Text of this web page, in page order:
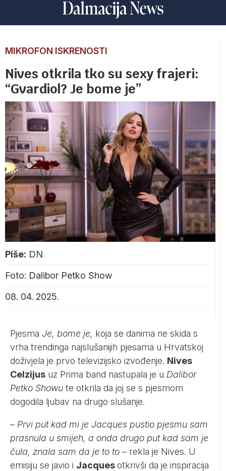
MIKROFON ISKRENOSTI
Nives otkrila tko su sexy frajeri:
“Gvardiol? Je bome je”
Piše: DN
Foto: Dalibor Petko Show
08. 04. 2025.
Pjesma Je, bome je, koja se danima ne skida s
vrha trendinga najslušanijih pjesama u Hrvatskoj
doživjela je prvo televizijsko izvođenje. Nives
Celzijus uz Prima band nastupala je u Dalibor
Petko Showu te otkrila da joj se s pjesmom
dogodila ljubav na drugo slušanje.
– Prvi put kad mi je Jacques pustio pjesmu sam
prasnula u smijeh, a onda drugo put kad sam je
čula, znala sam da je to to – rekla je Nives. U
emisiju se javio i Jacquesotkrivši da je inspiracija